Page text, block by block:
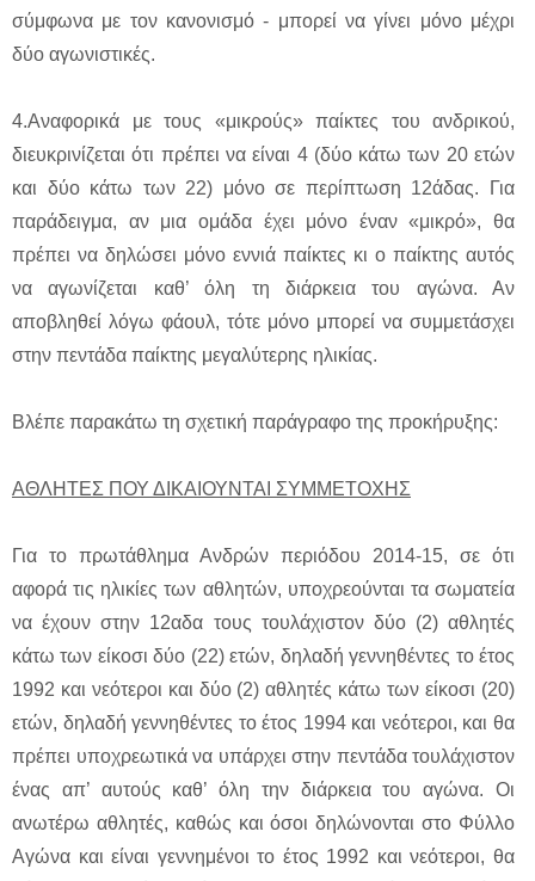
σύμφωνα με τον κανονισμό - μπορεί να γίνει μόνο μέχρι
δύο αγωνιστικές.
4.Αναφορικά με τους «μικρούς» παίκτες του ανδρικού,
διευκρινίζεται ότι πρέπει να είναι 4 (δύο κάτω των 20 ετών
και δύο κάτω των 22) μόνο σε περίπτωση 12άδας. Για
παράδειγμα, αν μια ομάδα έχει μόνο έναν «μικρό», θα
πρέπει να δηλώσει μόνο εννιά παίκτες κι ο παίκτης αυτός
να αγωνίζεται καθ’ όλη τη διάρκεια του αγώνα. Αν
αποβληθεί λόγω φάουλ, τότε μόνο μπορεί να συμμετάσχει
στην πεντάδα παίκτης μεγαλύτερης ηλικίας.
Βλέπε παρακάτω τη σχετική παράγραφο της προκήρυξης:
ΑΘΛΗΤΕΣ ΠΟΥ ΔΙΚΑΙΟΥΝΤΑΙ ΣΥΜΜΕΤΟΧΗΣ
Για το πρωτάθλημα Ανδρών περιόδου 2014-15, σε ότι
αφορά τις ηλικίες των αθλητών, υποχρεούνται τα σωματεία
να έχουν στην 12αδα τους τουλάχιστον δύο (2) αθλητές
κάτω των είκοσι δύο (22) ετών, δηλαδή γεννηθέντες το έτος
1992 και νεότεροι και δύο (2) αθλητές κάτω των είκοσι (20)
ετών, δηλαδή γεννηθέντες το έτος 1994 και νεότεροι, και θα
πρέπει υποχρεωτικά να υπάρχει στην πεντάδα τουλάχιστον
ένας απ’ αυτούς καθ’ όλη την διάρκεια του αγώνα. Οι
ανωτέρω αθλητές, καθώς και όσοι δηλώνονται στο Φύλλο
Αγώνα και είναι γεννημένοι το έτος 1992 και νεότεροι, θα